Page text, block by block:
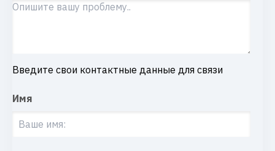
Введите свои контактные данные для связи
Имя